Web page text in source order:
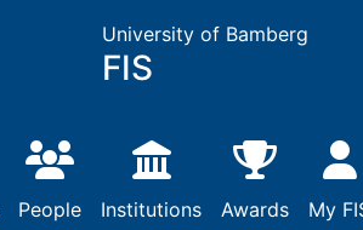
University of Bamberg
FIS
People Institutions Awards My